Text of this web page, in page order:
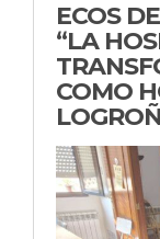
ECOS
“LA
COMO